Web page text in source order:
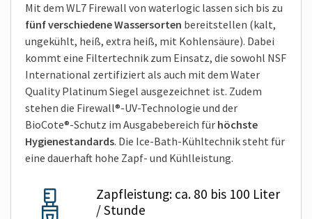
Mit dem WL7 Firewall von waterlogic lassen sich bis zu
fünf verschiedene Wassersorten bereitstellen (kalt,
ungekühlt, heiß, extra heiß, mit Kohlensäure). Dabei
kommt eine Filtertechnik zum Einsatz, die sowohl NSF
International zertifiziert als auch mit dem Water
Quality Platinum Siegel ausgezeichnet ist. Zudem
stehen die Firewall®-UV-Technologie und der
BioCote®-Schutz im Ausgabebereich für höchste
Hygienestandards. Die Ice-Bath-Kühltechnik steht für
eine dauerhaft hohe Zapf- und Kühlleistung.
Zapfleistung: ca. 80 bis 100 Liter
/ Stunde